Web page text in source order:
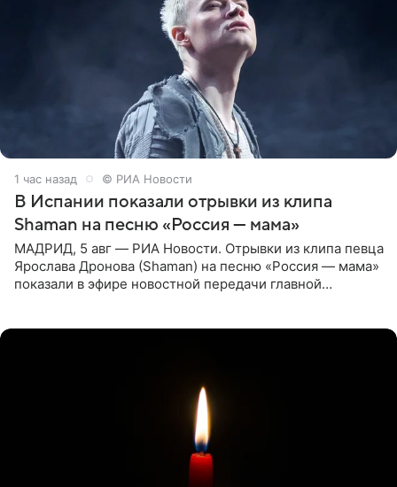
1 час назад © РИА Новости
В Испании показали отрывки из клипа
Shaman на песню «Россия — мама»
МАДРИД, 5 авг — РИА Новости. Отрывки из клипа певца
Ярослава Дронова (Shaman) на песню «Россия — мама»
показали в эфире новостной передачи главной